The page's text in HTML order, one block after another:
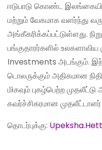
ஈடுபாடு கொண்ட
மற்றும் வேகமாக வளர்ந்து
அங்கீகரிக்கப்பட்டுள்ளது.
பங்குதாரர்களில்
Investments அடங்கும்.
டொலருக்கும் அதிகமான
மிகவும் புகழ்பெற்ற
கவர்ச்சிகரமான
தொடர்புக்கு: